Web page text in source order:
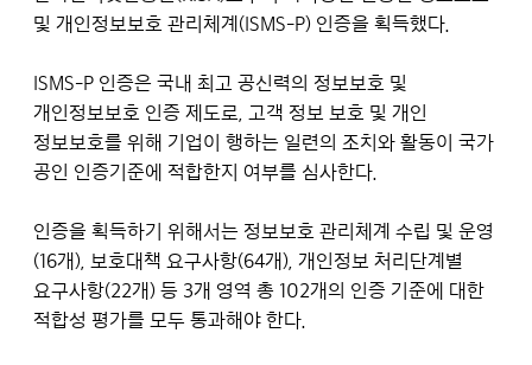
및 개인정보보호 관리체계(ISMS-P) 인증을 획득했다.
ISMS-P 인증은 국내 최고 공신력의 정보보호 및
개인정보보호 인증 제도로, 고객 정보 보호 및 개인
정보보호를 위해 기업이 행하는 일련의 조치와 활동이 국가
공인 인증기준에 적합한지 여부를 심사한다.
인증을 획득하기 위해서는 정보보호 관리체계 수립 및 운영
(16개), 보호대책 요구사항(64개), 개인정보 처리단계별
요구사항(22개) 등 3개 영역 총 102개의 인증 기준에 대한
적합성 평가를 모두 통과해야 한다.